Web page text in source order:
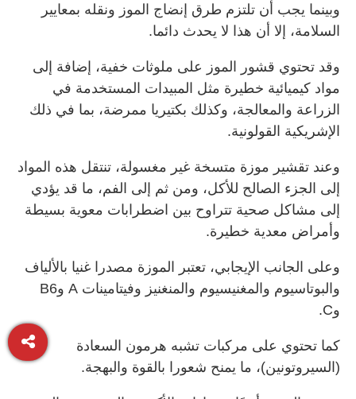
وبينما يجب أن تلتزم طرق إنضاج الموز ونقله بمعايير
السلامة، إلا أن هذا لا يحدث دائما.
وقد تحتوي قشور الموز على ملوثات خفية، إضافة إلى
مواد كيميائية خطيرة مثل المبيدات المستخدمة في
الزراعة والمعالجة، وكذلك بكتيريا ممرضة، بما في ذلك
الإشريكية القولونية.
وعند تقشير موزة متسخة غير مغسولة، تنتقل هذه المواد
إلى الجزء الصالح للأكل، ومن ثم إلى الفم، ما قد يؤدي
إلى مشاكل صحية تتراوح بين اضطرابات معوية بسيطة
وأمراض معدية خطيرة.
وعلى الجانب الإيجابي، تعتبر الموزة مصدرا غنيا بالألياف
والبوتاسيوم والمغنيسيوم والمنغنيز وفيتامينات A وB6
وC.
كما تحتوي على مركبات تشبه هرمون السعادة
(السيروتونين)، ما يمنح شعورا بالقوة والبهجة.